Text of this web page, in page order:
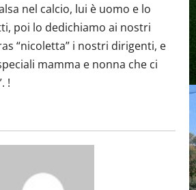
nel calcio, lui è uomo e lo
poi lo dedichiamo ai nostri
“nicoletta” i nostri dirigenti, e
mamma e nonna che ci
!